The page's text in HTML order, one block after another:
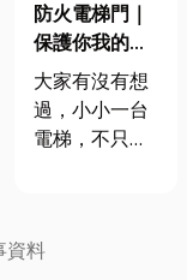
防火電梯門｜
保護你我的第
一道防線！電
梯安全就靠
它！
大家有沒有想
過，小小一台
電梯，不只載
全呢？尤其是
資料